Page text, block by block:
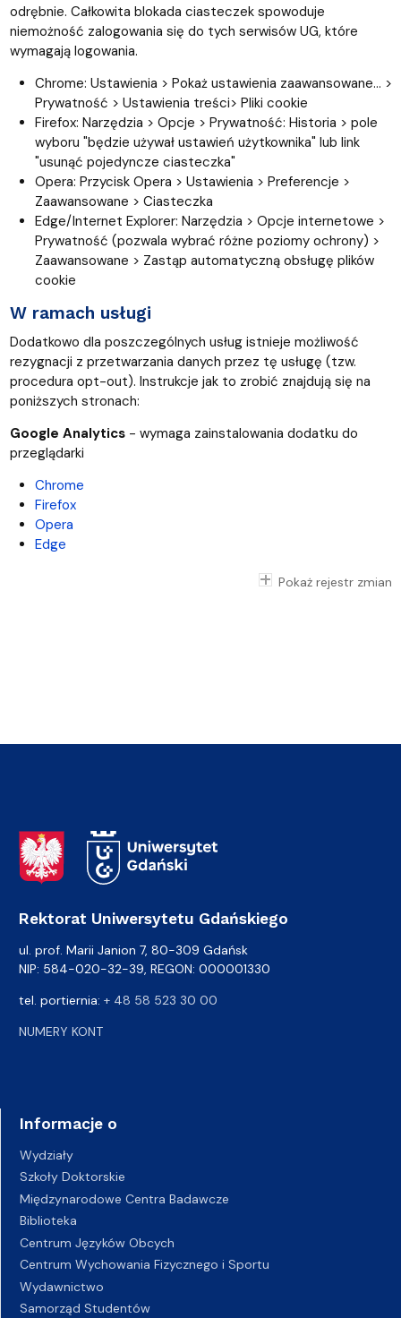
odrębnie. Całkowita blokada ciasteczek spowoduje
niemożność zalogowania się do tych serwisów UG, które
wymagają logowania.
Chrome: Ustawienia > Pokaż ustawienia zaawansowane... >
Prywatność > Ustawienia treści> Pliki cookie
Firefox: Narzędzia > Opcje > Prywatność: Historia > pole
wyboru "będzie używał ustawień użytkownika" lub link
"usunąć pojedyncze ciasteczka"
Opera: Przycisk Opera > Ustawienia > Preferencje >
Zaawansowane > Ciasteczka
Edge/Internet Explorer: Narzędzia > Opcje internetowe >
Prywatność (pozwala wybrać różne poziomy ochrony) >
Zaawansowane > Zastąp automatyczną obsługę plików
cookie
W ramach usługi
Dodatkowo dla poszczególnych usług istnieje możliwość
rezygnacji z przetwarzania danych przez tę usługę (tzw.
procedura opt-out). Instrukcje jak to zrobić znajdują się na
poniższych stronach:
Google Analytics- wymaga zainstalowania dodatku do
przeglądarki
Chrome
Firefox
Opera
Edge
Pokaż rejestr zmian
Adres Rektoratu
Rektorat Uniwersytetu Gdańskiego
ul. prof. Marii Janion 7, 80-309 Gdańsk
NIP: 584-020-32-39, REGON: 000001330
tel. portiernia: + 48 58 523 30 00
NUMERY KONT
Informacje o
Wydziały
Szkoły Doktorskie
Międzynarodowe Centra Badawcze
Biblioteka
Centrum Języków Obcych
Centrum Wychowania Fizycznego i Sportu
Wydawnictwo
Samorząd Studentów